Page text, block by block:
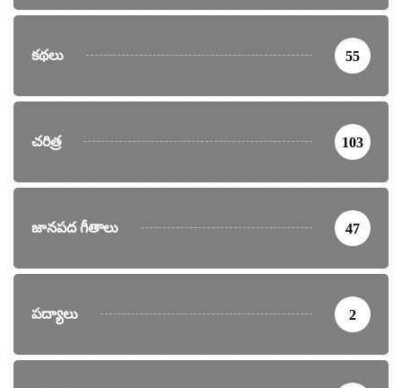
కథలు 55
చరిత్ర 103
జానపద గీతాలు 47
పద్యాలు 2